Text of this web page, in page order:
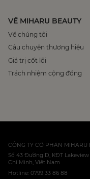
VỀ MIHARU BEAUTY
Về chúng tôi
Câu chuyện thương hiệu
Giá trị cốt lõi
Trách nhiệm cộng đồng
CÔNG TY CỔ PHẦN MIHARU
Số 43 Đường D, KĐT
Chí Minh, Việt Nam
Hotline: 0799 33 86 88